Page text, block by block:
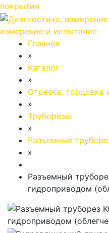
покрытия
измерение и испытание
Главная
»
Каталог
»
Отрезка, торцовка
»
Труборезы
»
Разъемные
»
Разъемный
гидроприводом